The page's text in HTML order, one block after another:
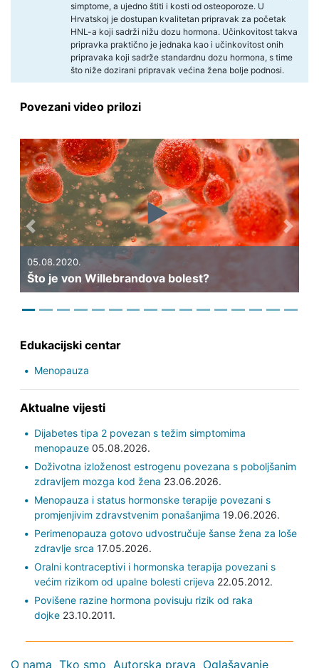
simptome, a ujedno štiti i kosti od osteoporoze. U
Hrvatskoj je dostupan kvalitetan pripravak za početak
HNL-a koji sadrži nižu dozu hormona. Učinkovitost takva
pripravka praktično je jednaka kao i učinkovitost onih
pripravaka koji sadrže standardnu dozu hormona, s time
što niže dozirani pripravak većina žena bolje podnosi.
Povezani video prilozi
05.08.2020.
Što je von Willebrandova bolest?
Previous Next
Edukacijski centar
Menopauza
Aktualne vijesti
Dijabetes tipa 2 povezan s težim simptomima
menopauze05.08.2026.
Doživotna izloženost estrogenu povezana s poboljšanim
zdravljem mozga kod žena 23.06.2026.
Menopauza i status hormonske terapije povezani s
promjenjivim zdravstvenim ponašanjima 19.06.2026.
Perimenopauza gotovo udvostručuje šanse žena za loše
zdravlje srca 17.05.2026.
Oralni kontraceptivi i hormonska terapija povezani s
većim rizikom od upalne bolesti crijeva 22.05.2012.
Povišene razine hormona povisuju rizik od raka
dojke23.10.2011.
O nama Tko smo Autorska prava Oglašavanje